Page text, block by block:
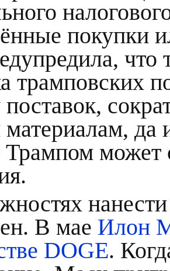
покупки
что
трамповских
да
может
В мае Илон
DOGE.